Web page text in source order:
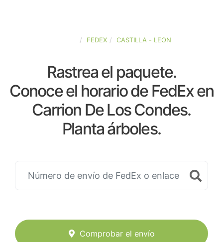
FEDEX CASTILLA - LEON
Rastrea el paquete.
Conoce el horario de FedEx en
Carrion De Los Condes.
Planta árboles.
Comprobar el envío